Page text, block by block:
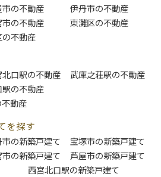
市の不動産
伊丹市の不動産
市の不動産
東灘区の不動産
の不動産
北口駅の不動産
武庫之荘駅の不動産
駅の不動産
動産
を探す
市の新築戸建て
宝塚市の新築戸建て
市の新築戸建て
芦屋市の新築戸建て
西宮北口駅の新築戸建て